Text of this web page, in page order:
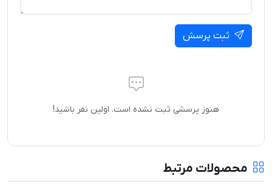
ثبت پرسش
هنوز پرسشی ثبت نشده است. اولین نفر باشید!
محصولات مرتبط